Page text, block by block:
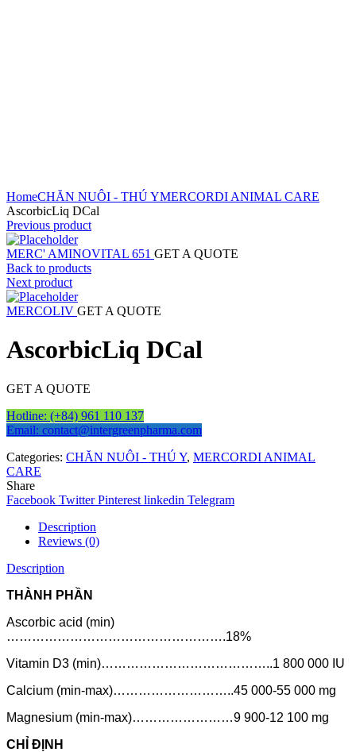
HomeCHĂN NUÔI - THÚ YMERCORDI ANIMAL CARE
AscorbicLiq DCal
Previous product
MERC' AMINOVITAL 651 GET A QUOTE
Back to products
Next product
MERCOLIV GET A QUOTE
AscorbicLiq DCal
GET A QUOTE
Hotline: (+84) 961 110 137
Email: contact@intergreenpharma.com
Categories: CHĂN NUÔI - THÚ Y, MERCORDI ANIMAL
CARE
Share
Facebook Twitter Pinterest linkedin Telegram
Description
Reviews (0)
Description
THÀNH PHẦN
Ascorbic acid (min)
…………………………………………….18%
Vitamin D3 (min)…………………………………..1 800 000 IU
Calcium (min-max)………………………..45 000-55 000 mg
Magnesium (min-max)……………………9 900-12 100 mg
CHỈ ĐỊNH